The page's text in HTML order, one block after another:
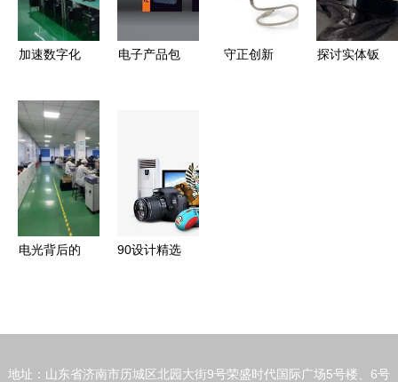
子 家居 品
牌服饰 礼
加速数字化
会常务副会
长孙义超单
位启动电子
产品存储芯
片封装测试
项目
电子产品包
的深度创新
守正创新
探讨实体钣
电光背后的
90设计精选
地址：山东省济南市历城区北园大街9号荣盛时代国际广场5号楼、6号